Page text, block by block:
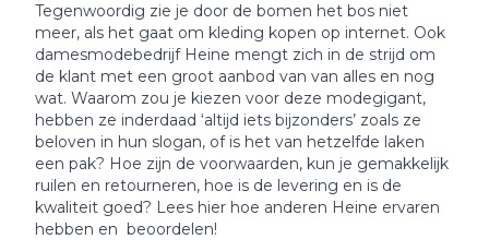
Tegenwoordig zie je door de bomen het bos niet
meer, als het gaat om kleding kopen op internet. Ook
damesmodebedrijf Heine mengt zich in de strijd om
de klant met een groot aanbod van van alles en nog
wat. Waarom zou je kiezen voor deze modegigant,
hebben ze inderdaad ‘altijd iets bijzonders’ zoals ze
beloven in hun slogan, of is het van hetzelfde laken
een pak? Hoe zijn de voorwaarden, kun je gemakkelijk
ruilen en retourneren, hoe is de levering en is de
kwaliteit goed? Lees hier hoe anderen Heine ervaren
hebben en beoordelen!